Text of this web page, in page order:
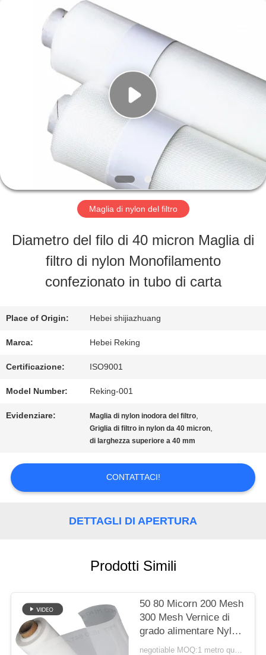
PRODOTTI
CIRCA
NOI
DELLA
FABBRICA
CONTROLLO
DI
QUALITÀ
CONTATTICI
RICHIEDA
MAPPA
DEL
SITO
Maglia di nylon del filtro
Diametro del filo di 40 micron Maglia di
filtro di nylon Monofilamento
confezionato in tubo di carta
Place of Origin: Hebei shijiazhuang
Marca: Hebei Reking
Certificazione: ISO9001
Model Number: Reking-001
Evidenziare: Maglia di nylon inodora del filtro,
Griglia di filtro in nylon da 40 micron,
di larghezza superiore a 40 mm
CONTATTACI!
DETTAGLI DI APERTURA
Prodotti Simili
50 80 Micorn 200 Mesh
300 Mesh Vernice di
grado alimentare Nylon
Filter Mesh Stoffa
negotiable MOQ:1 metro quadrato